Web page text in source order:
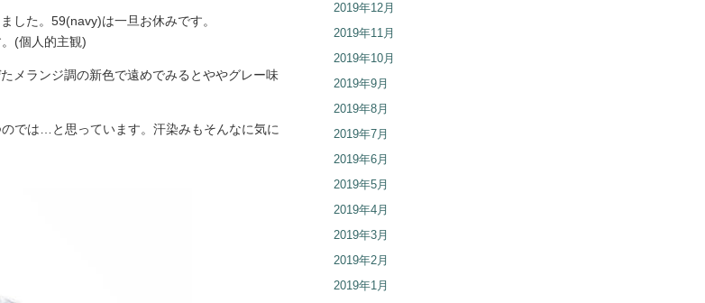
した。59(navy)は一旦お休みです。
(個人的主観)
メランジ調の新色で遠めでみるとややグレー味
では…と思っています。汗染みもそんなに気に
2019年12月
2019年11月
2019年10月
2019年9月
2019年8月
2019年7月
2019年6月
2019年5月
2019年4月
2019年3月
2019年2月
2019年1月